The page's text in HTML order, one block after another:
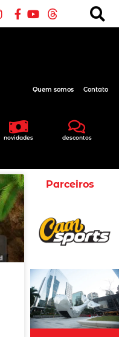
novidades descontos
Quem somos Contato
Parceiros